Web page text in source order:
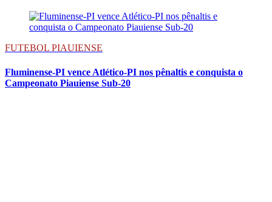
FUTEBOL PIAUIENSE
Fluminense-PI vence Atlético-PI nos pênaltis e conquista o
Campeonato Piauiense Sub-20